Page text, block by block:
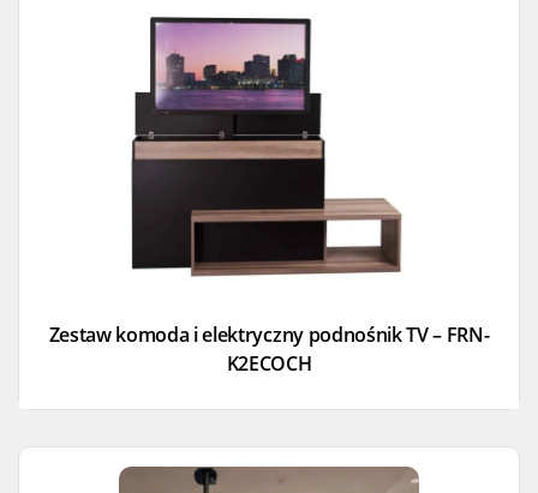
Zestaw komoda i elektryczny podnośnik TV – FRN-
K2ECOCH